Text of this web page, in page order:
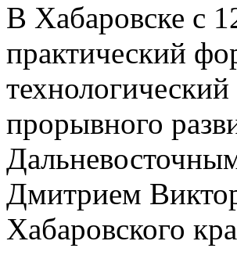
В Хабаровске с
практический
прорывного
Дмитрием
Хабаровского